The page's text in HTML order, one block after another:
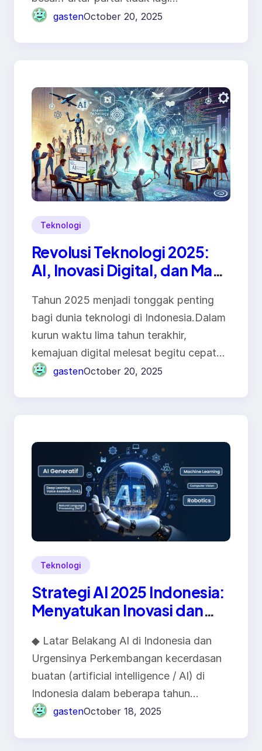
gastenOctober 20, 2025
Teknologi
Revolusi Teknologi 2025:
AI, Inovasi Digital, dan Masa
Tahun 2025 menjadi tonggak penting
bagi dunia teknologi di Indonesia.Dalam
kurun waktu lima tahun terakhir,
kemajuan digital melesat begitu cepat…
gastenOctober 20, 2025
Teknologi
Strategi AI 2025 Indonesia:
Menyatukan Inovasi dan
Nasional
◆ Latar Belakang AI di Indonesia dan
Urgensinya Perkembangan kecerdasan
buatan (artificial intelligence / AI) di
Indonesia dalam beberapa tahun…
gastenOctober 18, 2025